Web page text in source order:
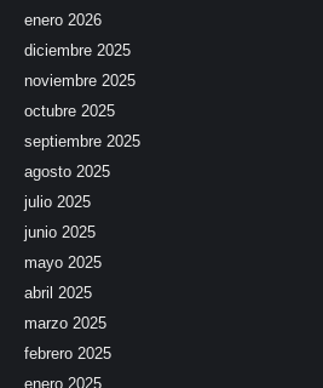
enero 2026
diciembre 2025
noviembre 2025
octubre 2025
septiembre 2025
agosto 2025
julio 2025
junio 2025
mayo 2025
abril 2025
marzo 2025
febrero 2025
enero 2025